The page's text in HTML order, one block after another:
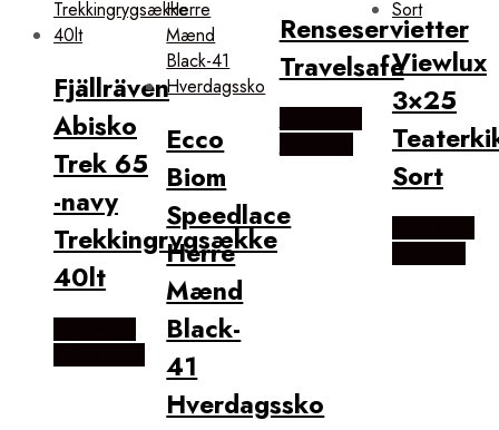
Fjällräven
Abisko
Trek 65
-navy
Trekkingrygsække
40lt
Ecco
Biom
Speedlace
Herre
Mænd
Black-
41
Hverdagssko
Renseservietter
TravelsafeViewlux
3×25
Sort